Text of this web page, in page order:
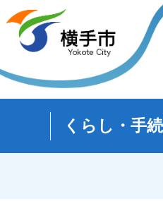
くらし・手